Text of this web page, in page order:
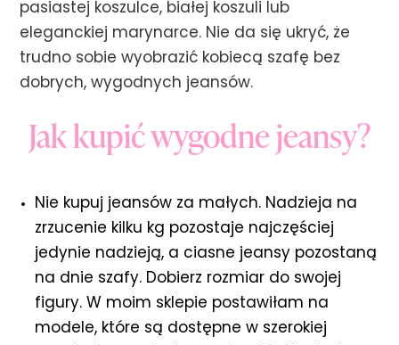
pasiastej koszulce, białej koszuli lub
eleganckiej marynarce. Nie da się ukryć, że
trudno sobie wyobrazić kobiecą szafę bez
dobrych, wygodnych jeansów.
Jak kupić wygodne jeansy?
Nie kupuj jeansów za małych. Nadzieja na
zrzucenie kilku kg pozostaje najczęściej
jedynie nadzieją, a ciasne jeansy pozostaną
na dnie szafy. Dobierz rozmiar do swojej
figury. W moim sklepie postawiłam na
modele, które są dostępne w szerokiej